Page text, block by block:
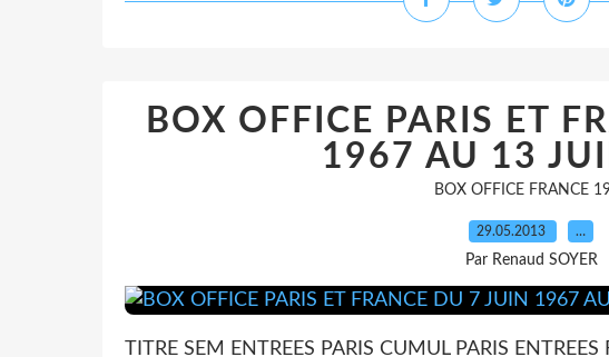
BOX OFFICE PARIS ET
1967 AU 13
BOX OFFICE FRANCE
29.05.2013 …
Par Renaud SOYER
TITRE SEM ENTREES PARIS CUMUL PARIS